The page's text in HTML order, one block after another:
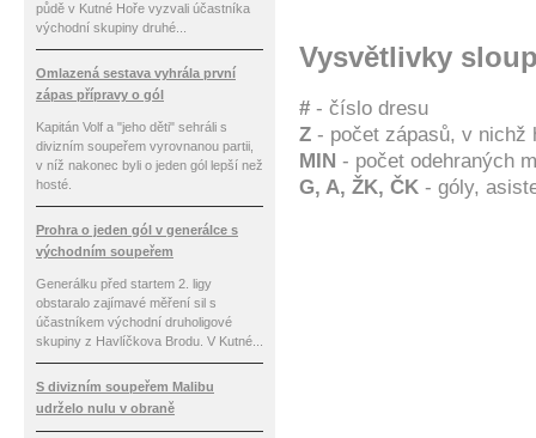
Vysvětlivky
# - číslo dresu
Z - počet zápasů, v nichž
MIN - počet odehraných
G, A, ŽK, ČK - góly,
půdě v Kutné Hoře vyzvali účastníka
východní skupiny druhé...
Omlazená sestava vyhrála první
zápas přípravy o gól
Kapitán Volf a "jeho děti" sehráli s
divizním soupeřem vyrovnanou partii,
v níž nakonec byli o jeden gól lepší než
hosté.
Prohra o jeden gól v generálce s
východním soupeřem
Generálku před startem 2. ligy
obstaralo zajímavé měření sil s
účastníkem východní druholigové
skupiny z Havlíčkova Brodu. V Kutné...
S divizním soupeřem Malibu
udrželo nulu v obraně